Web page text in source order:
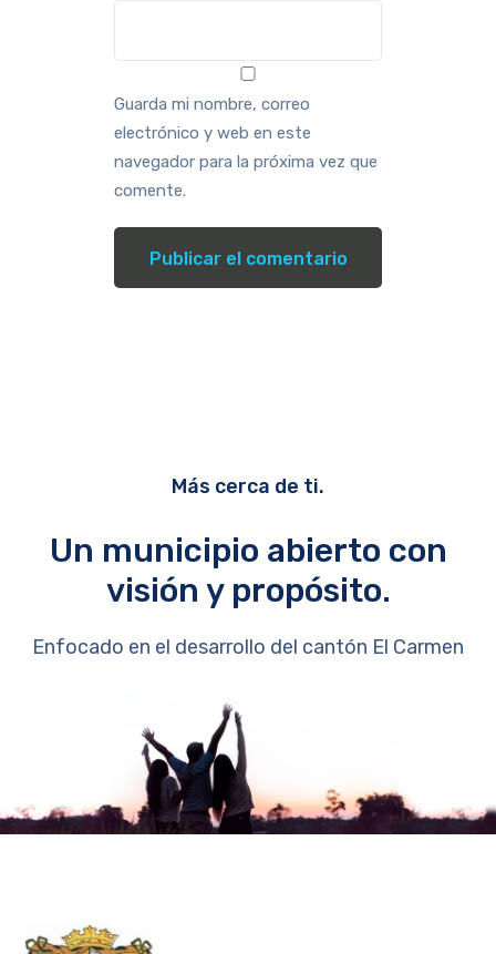
Guarda mi nombre, correo
electrónico y web en este
navegador para la próxima vez que
comente.
Más cerca de ti.
Un municipio abierto con
visión y propósito.
Enfocado en el desarrollo del cantón El Carmen